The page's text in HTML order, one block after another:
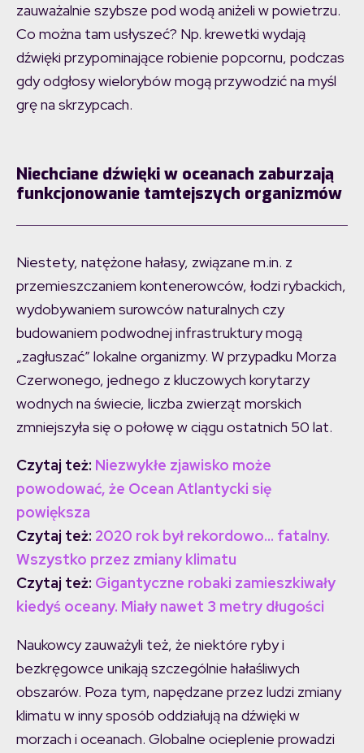
zauważalnie szybsze pod wodą aniżeli w powietrzu.
Co można tam usłyszeć? Np. krewetki wydają
dźwięki przypominające robienie popcornu, podczas
gdy odgłosy wielorybów mogą przywodzić na myśl
grę na skrzypcach.
Niechciane dźwięki w oceanach zaburzają
funkcjonowanie tamtejszych organizmów
Niestety, natężone hałasy, związane m.in. z
przemieszczaniem kontenerowców, łodzi rybackich,
wydobywaniem surowców naturalnych czy
budowaniem podwodnej infrastruktury mogą
„zagłuszać” lokalne organizmy. W przypadku Morza
Czerwonego, jednego z kluczowych korytarzy
wodnych na świecie, liczba zwierząt morskich
zmniejszyła się o połowę w ciągu ostatnich 50 lat.
Czytaj też: Niezwykłe zjawisko może
powodować, że Ocean Atlantycki się
powiększa
Czytaj też: 2020 rok był rekordowo… fatalny.
Wszystko przez zmiany klimatu
Czytaj też: Gigantyczne robaki zamieszkiwały
kiedyś oceany. Miały nawet 3 metry długości
Naukowcy zauważyli też, że niektóre ryby i
bezkręgowce unikają szczególnie hałaśliwych
obszarów. Poza tym, napędzane przez ludzi zmiany
klimatu w inny sposób oddziałują na dźwięki w
morzach i oceanach. Globalne ocieplenie prowadzi